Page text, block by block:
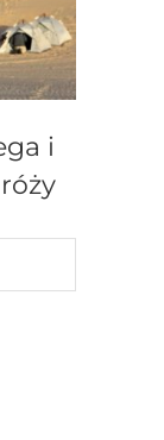
i